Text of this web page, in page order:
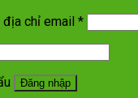
chỉ email *
Đăng nhập